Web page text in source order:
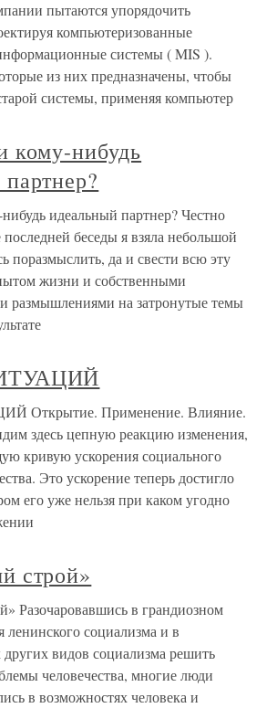
пытаются упорядочить
компьютеризованные
системы ( MIS ).
из них предназначены, чтобы
системы, применяя компьютер
кому-нибудь
идеальный партнер? Честно
беседы я взяла небольшой
поразмыслить, да и свести всю эту
жизни и собственными
размышлениями на затронутые темы
Открытие. Применение. Влияние.
здесь цепную реакцию изменения,
кривую ускорения социального
Это ускорение теперь достигло
его уже нельзя при каком угодно
строй»
Разочаровавшись в грандиозном
ленинского социализма и в
других видов социализма решить
человечества, многие люди
в возможностях человека и